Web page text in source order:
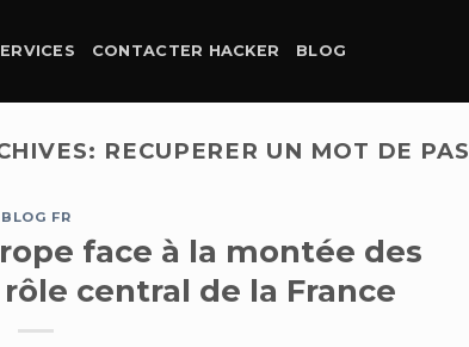
CONTACTER HACKER BLOG
RECUPERER UN MOT DE
BLOG FR
face à la montée des
central de la France